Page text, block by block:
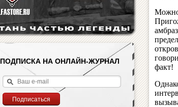
ПОДПИСКА НА ОНЛАЙН-ЖУРНАЛ
Можно
факт!